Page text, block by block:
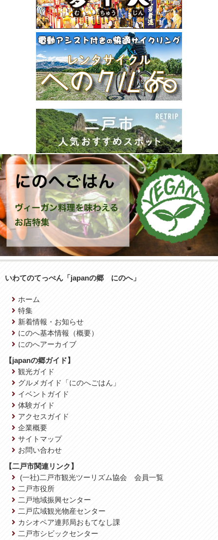
いわてのてっぺん「japanの郷 にのへ」
ホーム
特集
新着情報・お知らせ
にのへ基本情報（概要）
にのへアーカイブ
【japanの郷ガイド】
観光ガイド
グルメガイド「にのへごはん」
イベントガイド
体験ガイド
アクセスガイド
企業概要
サイトマップ
お問い合わせ
【二戸市関連リンク】
(一社)二戸市観光ツーリズム協会 会員一覧
二戸市役所
二戸地域振興センター
二戸広域観光物産センター
カシオペア連邦局おもてなし課
二戸市シビックセンター